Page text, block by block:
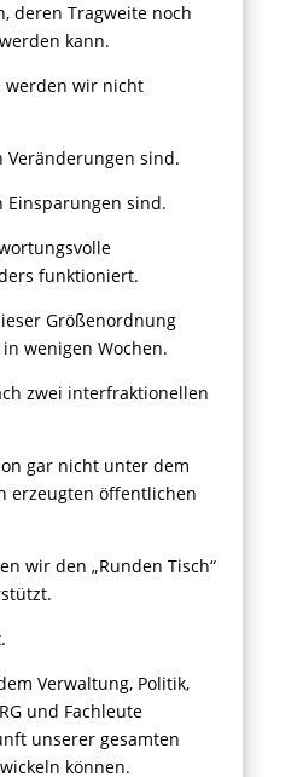
deren Tragweite noch
kann.
werden wir nicht
Veränderungen sind.
Einsparungen sind.
funktioniert.
Größenordnung
wenigen Wochen.
zwei interfraktionellen
gar nicht unter dem
erzeugten öffentlichen
wir den „Runden Tisch“
Verwaltung, Politik,
und Fachleute
unserer gesamten
können.